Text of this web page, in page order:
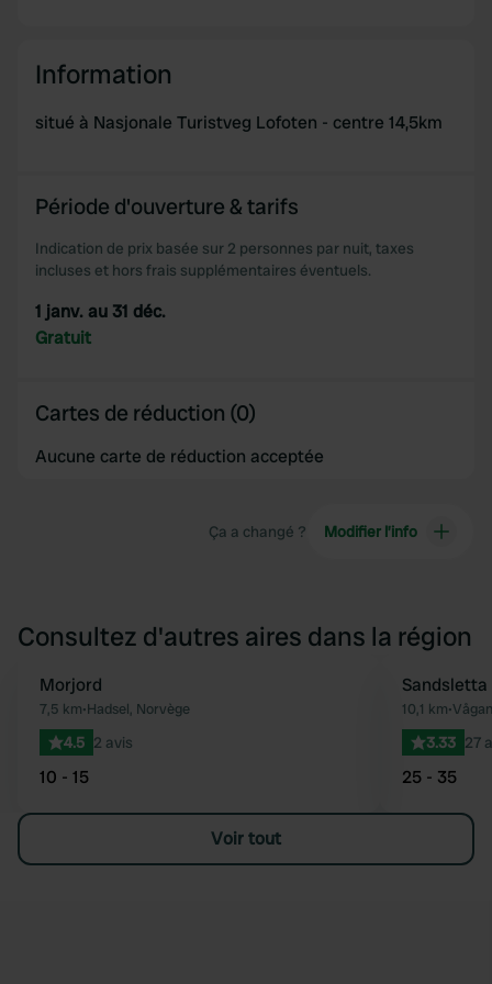
Information
situé à Nasjonale Turistveg Lofoten - centre 14,5km
Période d'ouverture & tarifs
Indication de prix basée sur 2 personnes par nuit, taxes
incluses et hors frais supplémentaires éventuels.
1 janv. au 31 déc.
Gratuit
Cartes de réduction (0)
Aucune carte de réduction acceptée
Ça a changé ? Modifier l’info
Consultez d'autres aires dans la région
Préféré
Morjord
7,5 km•Hadsel, Norvège
4.5 2 avis
10 - 15
10,1 km•
3.33 27
25 - 35
Voir tout